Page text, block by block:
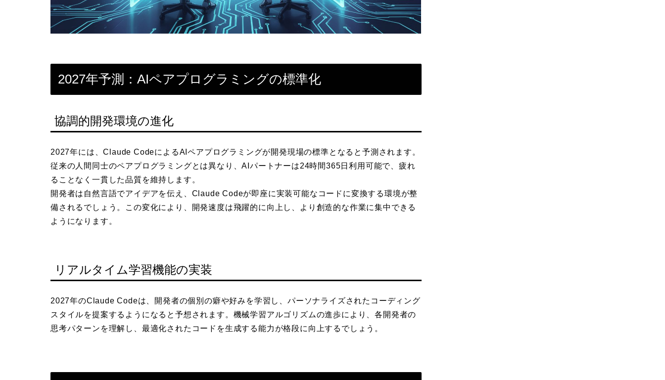
2027年予測：AIペアプログラミングの標準化
協調的開発環境の進化
2027年には、Claude CodeによるAIペアプログラミングが開発現場の標準となると予測されます。
従来の人間同士のペアプログラミングとは異なり、AIパートナーは24時間365日利用可能で、疲れ
ることなく一貫した品質を維持します。
開発者は自然言語でアイデアを伝え、Claude Codeが即座に実装可能なコードに変換する環境が整
備されるでしょう。この変化により、開発速度は飛躍的に向上し、より創造的な作業に集中できる
ようになります。
リアルタイム学習機能の実装
2027年のClaude Codeは、開発者の個別の癖や好みを学習し、パーソナライズされたコーディング
スタイルを提案するようになると予想されます。機械学習アルゴリズムの進歩により、各開発者の
思考パターンを理解し、最適化されたコードを生成する能力が格段に向上するでしょう。